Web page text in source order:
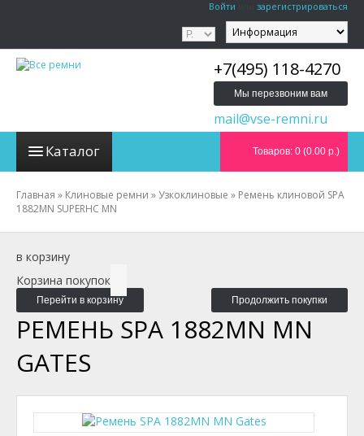
Войти зарегистрироваться
+7(495) 118-4270
Мы перезвоним вам
mail@vse-remni.ru
Каталог Товаров: 0 (0.00 р.)
Главная » Клиновые ремни »Узкоклиновые » Ремень клиновой SPA
1882MN SUPERHC MN
в корзину
Корзина покупок
Перейти в корзину Продолжить покупки
РЕМЕНЬ SPA 1882MN MN
GATES